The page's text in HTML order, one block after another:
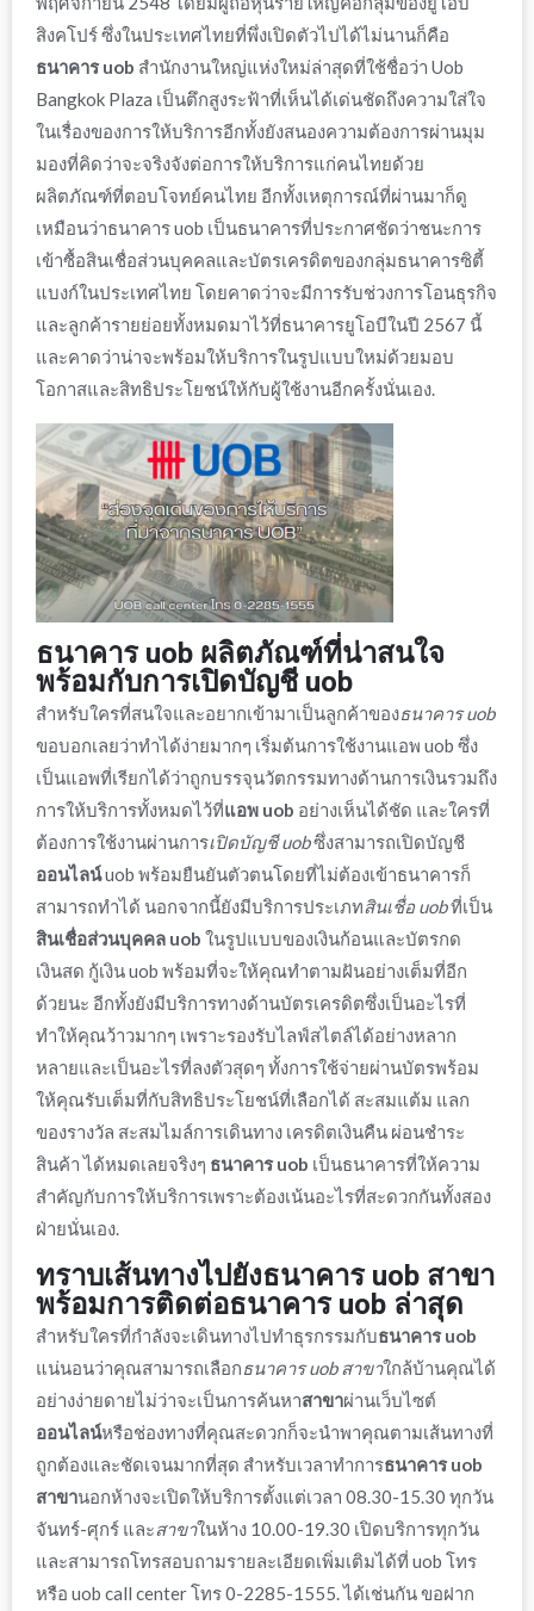
สิงคโปร์ ซึ่งในประเทศไทยที่พึ่งเปิดตัวไปได้ไม่นานก็คือ
ธนาคาร uob สำนักงานใหญ่แห่งใหม่ล่าสุดที่ใช้ชื่อว่า Uob
Bangkok Plaza เป็นตึกสูงระฟ้าที่เห็นได้เด่นชัดถึงความใส่ใจ
ในเรื่องของการให้บริการอีกทั้งยังสนองความต้องการผ่านมุม
มองที่คิดว่าจะจริงจังต่อการให้บริการแก่คนไทยด้วย
ผลิตภัณฑ์ที่ตอบโจทย์คนไทย อีกทั้งเหตุการณ์ที่ผ่านมาก็ดู
เหมือนว่าธนาคาร uob เป็นธนาคารที่ประกาศชัดว่าชนะการ
เข้าซื้อสินเชื่อส่วนบุคคลและบัตรเครดิตของกลุ่มธนาคารซิตี้
แบงก์ในประเทศไทย โดยคาดว่าจะมีการรับช่วงการโอนธุรกิจ
และลูกค้ารายย่อยทั้งหมดมาไว้ที่ธนาคารยูโอบีในปี 2567 นี้
และคาดว่าน่าจะพร้อมให้บริการในรูปแบบใหม่ด้วยมอบ
โอกาสและสิทธิประโยชน์ให้กับผู้ใช้งานอีกครั้งนั่นเอง.
ธนาคาร uob ผลิตภัณฑ์ที่น่าสนใจ
พร้อมกับการเปิดบัญชี uob
สำหรับใครที่สนใจและอยากเข้ามาเป็นลูกค้าของธนาคาร uob
ขอบอกเลยว่าทำได้ง่ายมากๆ เริ่มต้นการใช้งานแอพ uob ซึ่ง
เป็นแอพที่เรียกได้ว่าถูกบรรจุนวัตกรรมทางด้านการเงินรวมถึง
การให้บริการทั้งหมดไว้ที่แอพ uob อย่างเห็นได้ชัด และใครที่
ต้องการใช้งานผ่านการเปิดบัญชี uobซึ่งสามารถเปิดบัญชี
ออนไลน์uob พร้อมยืนยันตัวตนโดยที่ไม่ต้องเข้าธนาคารก็
สามารถทำได้ นอกจากนี้ยังมีบริการประเภทสินเชื่อ uobที่เป็น
สินเชื่อส่วนบุคคล uob ในรูปแบบของเงินก้อนและบัตรกด
เงินสด กู้เงิน uob พร้อมที่จะให้คุณทำตามฝันอย่างเต็มที่อีก
ด้วยนะ อีกทั้งยังมีบริการทางด้านบัตรเครดิตซึ่งเป็นอะไรที่
ทำให้คุณว้าวมากๆ เพราะรองรับไลฟ์สไตล์ได้อย่างหลาก
หลายและเป็นอะไรที่ลงตัวสุดๆ ทั้งการใช้จ่ายผ่านบัตรพร้อม
ให้คุณรับเต็มที่กับสิทธิประโยชน์ที่เลือกได้ สะสมแต้ม แลก
ของรางวัล สะสมไมล์การเดินทาง เครดิตเงินคืน ผ่อนชำระ
สินค้า ได้หมดเลยจริงๆ ธนาคาร uob เป็นธนาคารที่ให้ความ
สำคัญกับการให้บริการเพราะต้องเน้นอะไรที่สะดวกกันทั้งสอง
ฝ่ายนั่นเอง.
ทราบเส้นทางไปยังธนาคาร uob สาขา
พร้อมการติดต่อธนาคาร uob ล่าสุด
สำหรับใครที่กำลังจะเดินทางไปทำธุรกรรมกับธนาคาร uob
แน่นอนว่าคุณสามารถเลือกธนาคาร uob สาขาใกล้บ้านคุณได้
อย่างง่ายดายไม่ว่าจะเป็นการค้นหาสาขาผ่านเว็บไซต์
ออนไลน์หรือช่องทางที่คุณสะดวกก็จะนำพาคุณตามเส้นทางที่
ถูกต้องและชัดเจนมากที่สุด สำหรับเวลาทำการธนาคาร uob
สาขานอกห้างจะเปิดให้บริการตั้งแต่เวลา 08.30-15.30 ทุกวัน
จันทร์-ศุกร์ และสาขาในห้าง 10.00-19.30 เปิดบริการทุกวัน
และสามารถโทรสอบถามรายละเอียดเพิ่มเติมได้ที่ uob โทร
หรือ uob call center โทร0-2285-1555. ได้เช่นกัน ขอฝาก